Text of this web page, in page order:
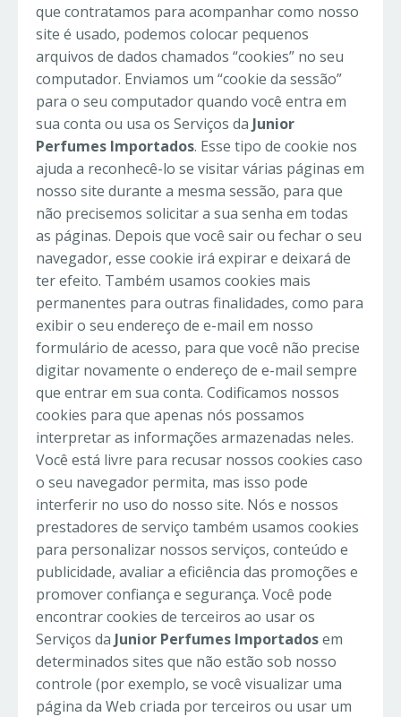
que contratamos para acompanhar como nosso
site é usado, podemos colocar pequenos
arquivos de dados chamados “cookies” no seu
computador. Enviamos um “cookie da sessão”
para o seu computador quando você entra em
sua conta ou usa os Serviços da Junior
Perfumes Importados. Esse tipo de cookie nos
ajuda a reconhecê-lo se visitar várias páginas em
nosso site durante a mesma sessão, para que
não precisemos solicitar a sua senha em todas
as páginas. Depois que você sair ou fechar o seu
navegador, esse cookie irá expirar e deixará de
ter efeito. Também usamos cookies mais
permanentes para outras finalidades, como para
exibir o seu endereço de e-mail em nosso
formulário de acesso, para que você não precise
digitar novamente o endereço de e-mail sempre
que entrar em sua conta. Codificamos nossos
cookies para que apenas nós possamos
interpretar as informações armazenadas neles.
Você está livre para recusar nossos cookies caso
o seu navegador permita, mas isso pode
interferir no uso do nosso site. Nós e nossos
prestadores de serviço também usamos cookies
para personalizar nossos serviços, conteúdo e
publicidade, avaliar a eficiência das promoções e
promover confiança e segurança. Você pode
encontrar cookies de terceiros ao usar os
Serviços da Junior Perfumes Importadosem
determinados sites que não estão sob nosso
controle (por exemplo, se você visualizar uma
página da Web criada por terceiros ou usar um